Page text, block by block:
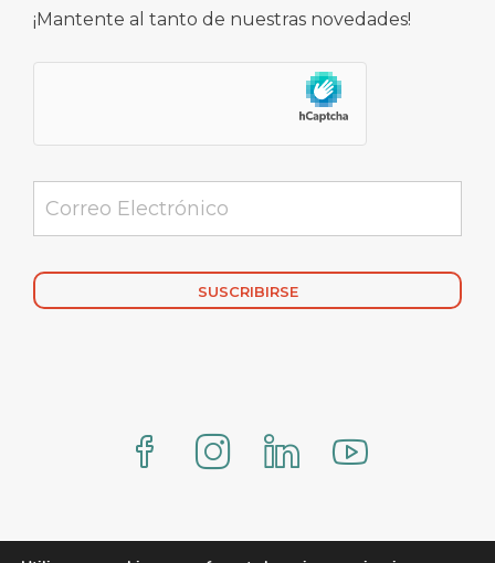
¡Mantente al tanto de nuestras novedades!